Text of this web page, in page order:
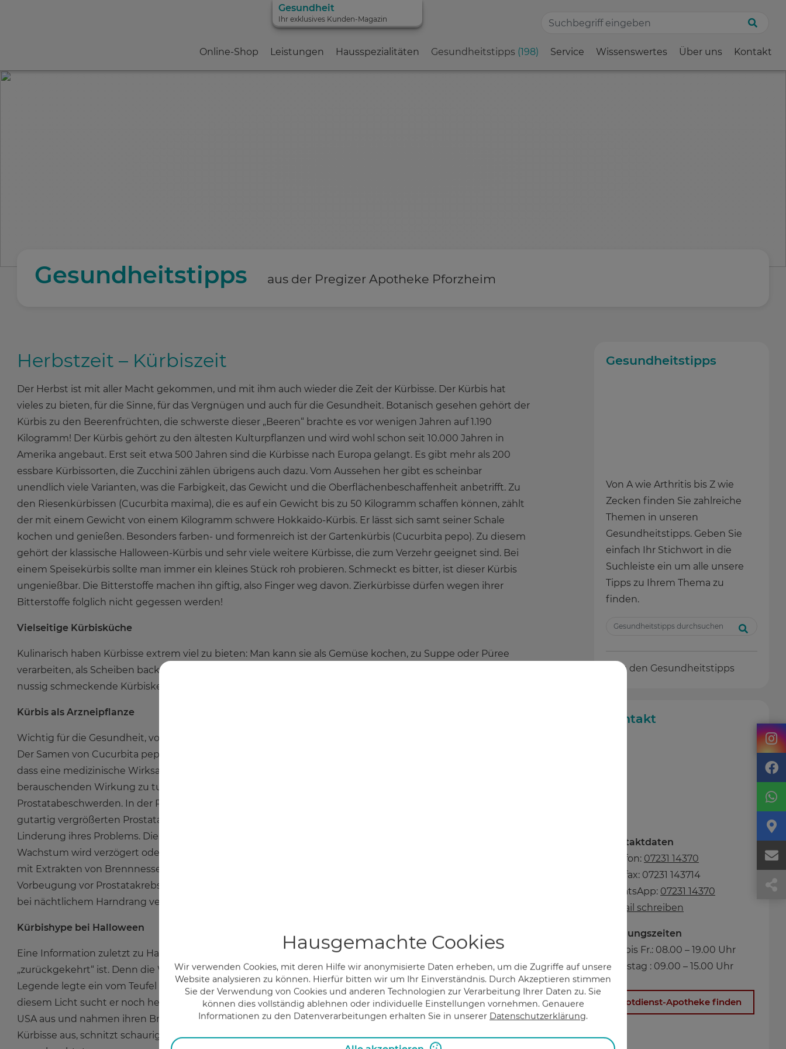
Hausgemachte Cookies
Wir verwenden Cookies, mit deren Hilfe wir anonymisierte Daten erheben, um die Zugriffe auf unsere
Website analysieren zu können. Hierfür bitten wir um Ihr Einverständnis. Durch Akzeptieren stimmen
Sie der Verwendung von Cookies und anderen Technologien zur Verarbeitung Ihrer Daten zu. Sie
können dies vollständig ablehnen oder individuelle Einstellungen vornehmen. Genauere
Informationen zu den Datenverarbeitungen erhalten Sie in unserer Datenschutzerklärung.
Gesundheit
Ihr exklusives Kunden-Magazin
Online-Shop Leistungen Hausspezialitäten Gesundheitstipps (198) Service Wissenswertes Über uns Kontakt
Gesundheitstipps aus der Pregizer Apotheke Pforzheim
Herbstzeit – Kürbiszeit
Der Herbst ist mit aller Macht gekommen, und mit ihm auch wieder die Zeit der Kürbisse. Der Kürbis hat
vieles zu bieten, für die Sinne, für das Vergnügen und auch für die Gesundheit. Botanisch gesehen gehört der
Kürbis zu den Beerenfrüchten, die schwerste dieser „Beeren“ brachte es vor wenigen Jahren auf 1.190
Kilogramm! Der Kürbis gehört zu den ältesten Kulturpflanzen und wird wohl schon seit 10.000 Jahren in
Amerika angebaut. Erst seit etwa 500 Jahren sind die Kürbisse nach Europa gelangt. Es gibt mehr als 200
essbare Kürbissorten, die Zucchini zählen übrigens auch dazu. Vom Aussehen her gibt es scheinbar
unendlich viele Varianten, was die Farbigkeit, das Gewicht und die Oberflächenbeschaffenheit anbetrifft. Zu
den Riesenkürbissen (Cucurbita maxima), die es auf ein Gewicht bis zu 50 Kilogramm schaffen können, zählt
der mit einem Gewicht von einem Kilogramm schwere Hokkaido-Kürbis. Er lässt sich samt seiner Schale
kochen und genießen. Besonders farben- und formenreich ist der Gartenkürbis (Cucurbita pepo). Zu diesem
gehört der klassische Halloween-Kürbis und sehr viele weitere Kürbisse, die zum Verzehr geeignet sind. Bei
einem Speisekürbis sollte man immer ein kleines Stück roh probieren. Schmeckt es bitter, ist dieser Kürbis
ungenießbar. Die Bitterstoffe machen ihn giftig, also Finger weg davon. Zierkürbisse dürfen wegen ihrer
Bitterstoffe folglich nicht gegessen werden!
Vielseitige Kürbisküche
Kulinarisch haben Kürbisse extrem viel zu bieten: Man kann sie als Gemüse kochen, zu Suppe oder Püree
verarbeiten, als Scheiben backen oder grillen, man kann sie auch süßsauer einlegen. Sehr beliebt ist das
nussig schmeckende Kürbiskernöl. Kürbisse sind vitaminreich und sie sind kalorienarm!
Kürbis als Arzneipflanze
Wichtig für die Gesundheit, vor allem des Mannes, ist der Samen. Kürbissamen nennt man auch Kürbiskerne.
Der Samen von Cucurbita pepo ist eine Arzneidroge. Droge bedeutet in der Fachsprache der Arzneibotanik,
dass eine medizinische Wirksamkeit wissenschaftlich nachgewiesen ist und hat nichts mit einer
berauschenden Wirkung zu tun. Eingesetzt wird Kürbissamen (Kürbiskerne) zur Behandlung von
Prostatabeschwerden. In der Prostata wird der Testosterongehalt gesenkt. Männer, die aufgrund einer
gutartig vergrößerten Prostata im Anfangsstadium Probleme mit dem Wasserlassen haben, erfahren eine
Linderung ihres Problems. Die Vergrößerung der Prostata wird nicht zurückgeführt, aber ein weiteres
Wachstum wird verzögert oder verhindert. Besonders sinnvoll und wirksam sind Kürbissamen in Verbindung
mit Extrakten von Brennnessel und Granatapfel. Wahrscheinlich kann man hiermit auch eine gewisse
Vorbeugung vor Prostatakrebs bewirken. Ebenso wichtig ist das Einsatzgebiet der Reizblase. Insbesondere
bei nächtlichem Harndrang versprechen Kürbissamen zusammen mit anderen Heilpflanzen Linderung.
Kürbishype bei Halloween
Eine Information zuletzt zu Halloween. Halloween ist ein amerikanischer Brauch, der inzwischen nach Europa
„zurückgekehrt“ ist. Denn die Wurzeln von Halloween liegen im früheren keltischen Irland. Nach einer
Legende legte ein vom Teufel verfluchter Hufschmied glühende Kohlen in eine ausgehöhlte Rübe. Mit
diesem Licht sucht er noch heute nach Erlösung. Im 19. Jahrhundert wanderten Tausende von Iren nach den
USA aus und nahmen ihren Brauch mit. Als Rübenersatz fanden sie dort Kürbisse vor. Heutzutage höhlt man
Kürbisse aus, schnitzt schaurige Gesichter in sie hinein, und mit Kerzen werden diese gruseligen Köpfe dann
Gesundheitstipps
Von A wie Arthritis bis Z wie
Zecken finden Sie zahlreiche
Themen in unseren
Gesundheitstipps. Geben Sie
einfach Ihr Stichwort in die
Suchleiste ein um alle unsere
Tipps zu Ihrem Thema zu
finden.
Zu den Gesundheitstipps
Kontakt
Kontaktdaten
Telefon: 07231 14370
Telefax: 07231 143714
WhatsApp: 07231 14370
E-Mail schreiben
Öffnungszeiten
Mo. bis Fr.: 08.00 – 19.00 Uhr
Samstag : 09.00 – 15.00 Uhr
Notdienst-Apotheke finden